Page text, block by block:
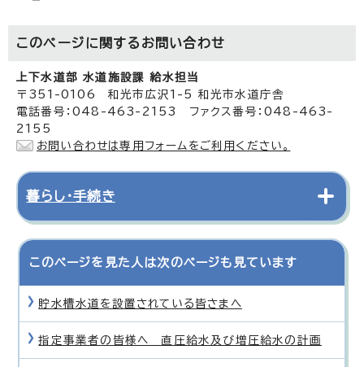
このページに関する お問い合わせ
上下水道部 水道施設課 給水担当
〒351-0106 和光市広沢1-5 和光市水道庁舎
電話番号：048-463-2153 ファクス番号：048-463-
2155
お問い合わせは専用フォームをご利用ください。
暮らし・手続き
このページを見た人は次のページも見ています
貯水槽水道を設置されている皆さまへ
指定事業者の皆様へ 直圧給水及び増圧給水の計画